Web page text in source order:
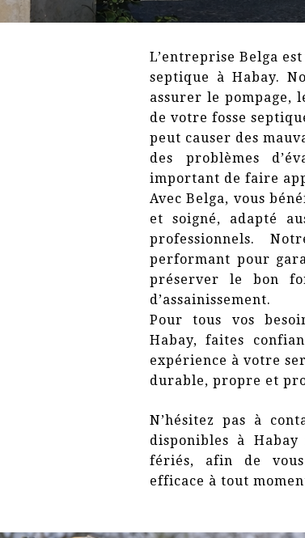
L’entreprise Belga
septique à Habay.
assurer le pompage,
de votre fosse
peut causer des
des problèmes
important de faire
Avec Belga, vous
et soigné, adapté
professionnels.
performant pour
préserver le bon
d’assainissement.
Pour tous vos
Habay, faites
expérience à votre
durable, propre et
N’hésitez pas à
disponibles à
fériés, afin de
efficace à tout